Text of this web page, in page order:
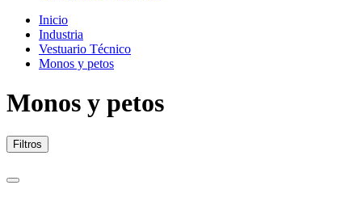
Inicio
Industria
Vestuario Técnico
Monos y petos
Monos y petos
Filtros